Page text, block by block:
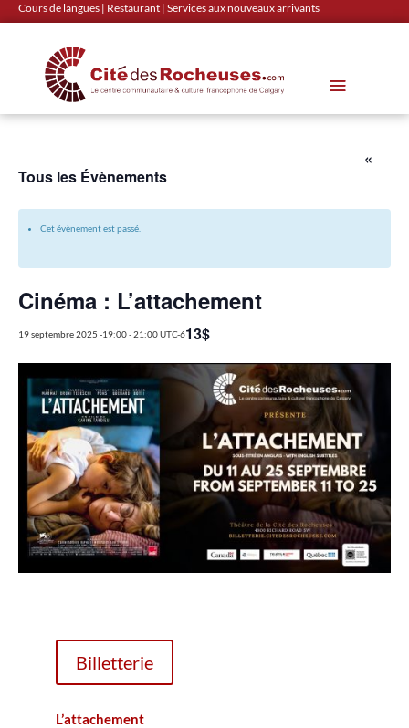
Cours de langues | Restaurant | Services aux nouveaux arrivants
«
Tous les Évènements
Cet évènement est passé.
Cinéma : L’attachement
19 septembre 2025 -19:00-21:00UTC-613$
Billetterie
L’attachement